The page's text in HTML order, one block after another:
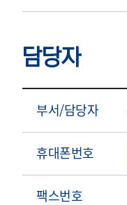
담당자
부서/담당자
휴대폰번호
팩스번호